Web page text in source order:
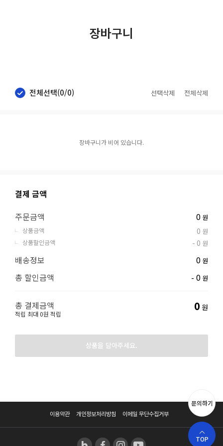
장바구니
문의하기
TOP
전체선택(0/0) 선택삭제 전체삭제
장바구니가 비어 있습니다.
결제 금액
주문금액
0 원
상품금액 0 원
상품할인금액 - 0 원
배송정보 0 원
총 할인금액 - 0 원
총 결제금액 0 원
적립 최대 0원 적립
상품을 담아주세요.
이용약관 개인정보처리방침 이메일 무단수집거부